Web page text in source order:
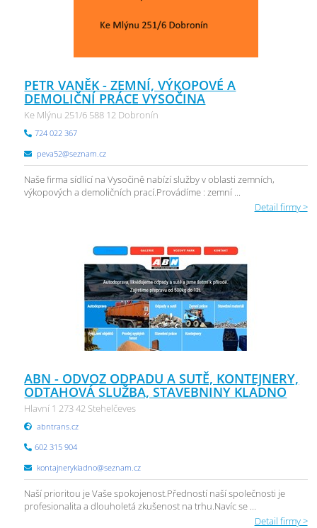
PETR VANĚK - ZEMNÍ, VÝKOPOVÉ A
DEMOLIČNÍ PRÁCE VYSOČINA
Ke Mlýnu 251/6 588 12 Dobronín
724 022 367
peva52@seznam.cz
Naše firma sídlící na Vysočině nabízí služby v oblasti zemních,
výkopových a demoličních prací.Provádíme : zemní ...
Detail firmy >
ABN - ODVOZ ODPADU A SUTĚ, KONTEJNERY,
ODTAHOVÁ SLUŽBA, STAVEBNINY KLADNO
Hlavní 1 273 42 Stehelčeves
abntrans.cz
602 315 904
kontajnerykladno@seznam.cz
Naší prioritou je Vaše spokojenost.Předností naší společnosti je
profesionalita a dlouholetá zkušenost na trhu.Navíc se ...
Detail firmy >